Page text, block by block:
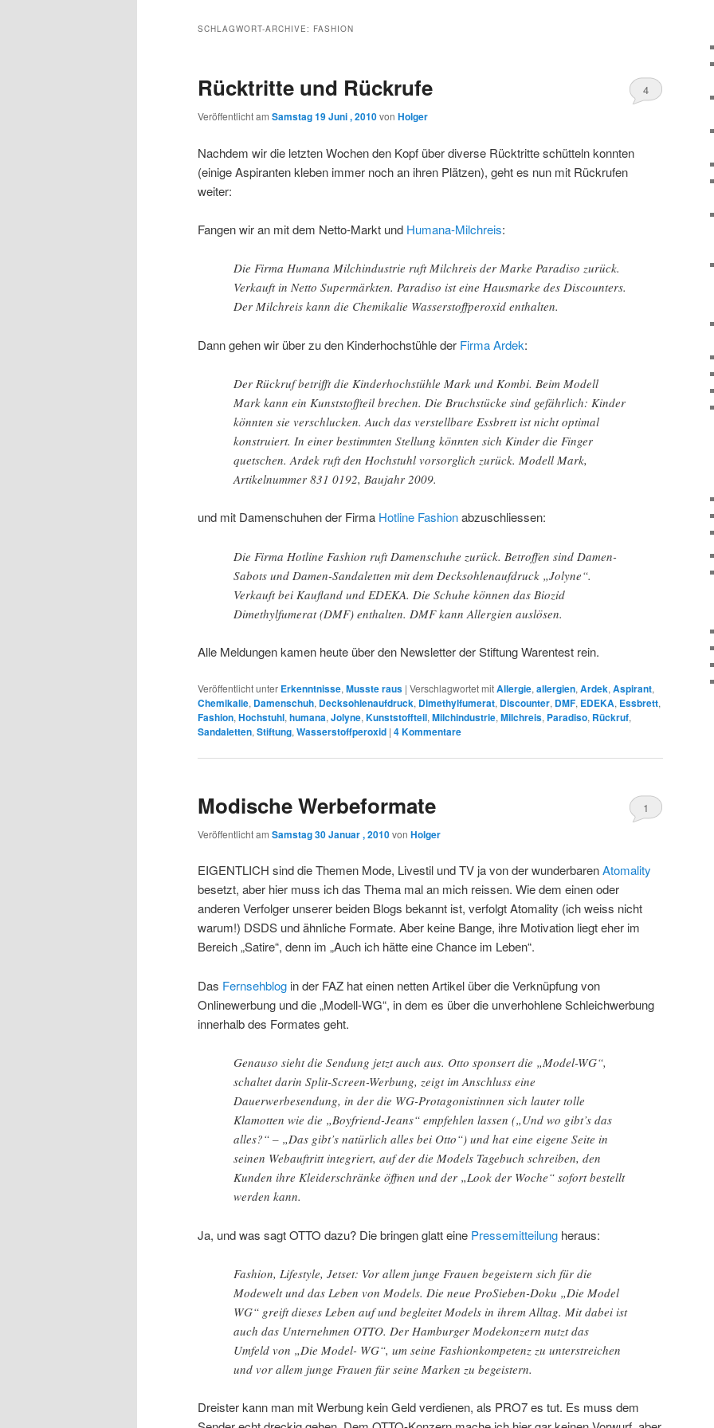
wechseln
SCHLAGWORT-ARCHIVE: FASHION
Rücktritte und Rückrufe
Veröffentlicht am Samstag 19 Juni , 2010von Holger
4
Nachdem wir die letzten Wochen den Kopf über diverse Rücktritte schütteln konnten
(einige Aspiranten kleben immer noch an ihren Plätzen), geht es nun mit Rückrufen
weiter:
Fangen wir an mit dem Netto-Markt und Humana-Milchreis:
Die Firma Humana Milchindustrie ruft Milchreis der Marke Paradiso zurück.
Verkauft in Netto Supermärkten. Paradiso ist eine Hausmarke des Discounters.
Der Milchreis kann die Chemikalie Wasserstoffperoxid enthalten.
Dann gehen wir über zu den Kinderhochstühle der Firma Ardek:
Der Rückruf betrifft die Kinderhochstühle Mark und Kombi. Beim Modell
Mark kann ein Kunststoffteil brechen. Die Bruchstücke sind gefährlich: Kinder
könnten sie verschlucken. Auch das verstellbare Essbrett ist nicht optimal
konstruiert. In einer bestimmten Stellung könnten sich Kinder die Finger
quetschen. Ardek ruft den Hochstuhl vorsorglich zurück. Modell Mark,
Artikelnummer 831 0192, Baujahr 2009.
und mit Damenschuhen der Firma Hotline Fashionabzuschliessen:
Die Firma Hotline Fashion ruft Damenschuhe zurück. Betroffen sind Damen-
Sabots und Damen-Sandaletten mit dem Decksohlenaufdruck „Jolyne“.
Verkauft bei Kaufland und EDEKA. Die Schuhe können das Biozid
Dimethylfumerat (DMF) enthalten. DMF kann Allergien auslösen.
Alle Meldungen kamen heute über den Newsletter der Stiftung Warentest rein.
Veröffentlicht unter Erkenntnisse, Musste raus | Verschlagwortet mitAllergie, allergien, Ardek, Aspirant,
Chemikalie, Damenschuh, Decksohlenaufdruck, Dimethylfumerat, Discounter, DMF, EDEKA, Essbrett,
Fashion, Hochstuhl, humana, Jolyne, Kunststoffteil, Milchindustrie, Milchreis, Paradiso, Rückruf,
Sandaletten, Stiftung, Wasserstoffperoxid | 4Kommentare
Modische Werbeformate
Veröffentlicht am Samstag 30 Januar , 2010von Holger
1
EIGENTLICH sind die Themen Mode, Livestil und TV ja von der wunderbarenAtomality
besetzt, aber hier muss ich das Thema mal an mich reissen. Wie dem einen oder
anderen Verfolger unserer beiden Blogs bekannt ist, verfolgt Atomality (ich weiss nicht
warum!) DSDS und ähnliche Formate. Aber keine Bange, ihre Motivation liegt eher im
Bereich „Satire“, denn im „Auch ich hätte eine Chance im Leben“.
Das Fernsehblog in der FAZ hat einen netten Artikel über die Verknüpfung von
Onlinewerbung und die „Modell-WG“, in dem es über die unverhohlene Schleichwerbung
innerhalb des Formates geht.
Genauso sieht die Sendung jetzt auch aus. Otto sponsert die „Model-WG“,
schaltet darin Split-Screen-Werbung, zeigt im Anschluss eine
Dauerwerbesendung, in der die WG-Protagonistinnen sich lauter tolle
Klamotten wie die „Boyfriend-Jeans“ empfehlen lassen („Und wo gibt’s das
alles?“ – „Das gibt’s natürlich alles bei Otto“) und hat eine eigene Seite in
seinen Webauftritt integriert, auf der die Models Tagebuch schreiben, den
Kunden ihre Kleiderschränke öffnen und der „Look der Woche“ sofort bestellt
werden kann.
Ja, und was sagt OTTO dazu? Die bringen glatt eine Pressemitteilung heraus:
Fashion, Lifestyle, Jetset: Vor allem junge Frauen begeistern sich für die
Modewelt und das Leben von Models. Die neue ProSieben-Doku „Die Model
WG“ greift dieses Leben auf und begleitet Models in ihrem Alltag. Mit dabei ist
auch das Unternehmen OTTO. Der Hamburger Modekonzern nutzt das
Umfeld von „Die Model- WG“, um seine Fashionkompetenz zu unterstreichen
und vor allem junge Frauen für seine Marken zu begeistern.
Dreister kann man mit Werbung kein Geld verdienen, als PRO7 es tut. Es muss dem